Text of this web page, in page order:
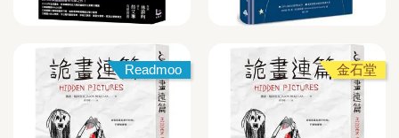
Readmoo 金石堂